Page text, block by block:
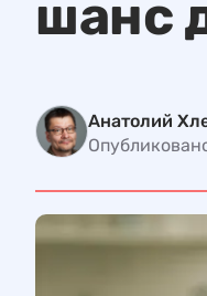
шанс
Анатолий